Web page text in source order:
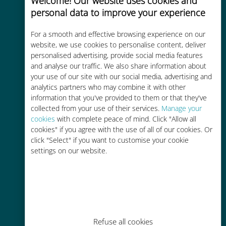
personal data to improve your experience
For a smooth and effective browsing experience on our
website, we use cookies to personalise content, deliver
personalised advertising, provide social media features
and analyse our traffic. We also share information about
your use of our site with our social media, advertising and
analytics partners who may combine it with other
information that you've provided to them or that they've
collected from your use of their services. Manage your
cookies with complete peace of mind. Click "Allow all
cookies" if you agree with the use of all of our cookies. Or
click "Select" if you want to customise your cookie
settings on our website.
Refuse all cookies
Custo-benefício
Até 90% mais barato do que as
tarifas de roaming de sua
operadora atual
Fácil recarga
Em qualquer lugar por meio do